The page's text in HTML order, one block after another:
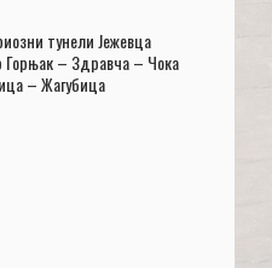
тунели Јежевца
Горњак – Здравча – Чока
– Жагубица